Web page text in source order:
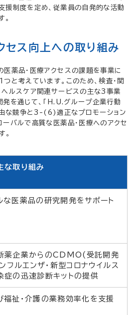
援制度を定め、従業員の自発的な活動
。
セス向上への取り組み
医薬品・医療アクセスの課題を事業に
と考えています。このため、検査・関
ヘルスケア関連サービスの主な3事業
発を通じて、「H.U.グループ企業行動
な競争と3-(6)適正なプロモーション
ーバルで高質な医薬品・医療へのアクセ
。
な取り組み
な医薬品の研究開発をサポート
薬企業からのCDMO(受託開発
フルエンザ・新型コロナウイルス
症の迅速診断キットの提供
福祉・介護の業務効率化を支援